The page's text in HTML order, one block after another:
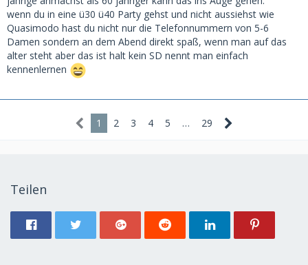
Ist das wirklich ein Fortschritt?
wenn du in eine ü30 ü40 Party gehst und nicht aussiehst wie
Quasimodo hast du nicht nur die Telefonnummern von 5-6
Damen sondern an dem Abend direkt spaß, wenn man auf das
alter steht aber das ist halt kein SD nennt man einfach
kennenlernen
1 2 3 4 5 … 29
Teilen